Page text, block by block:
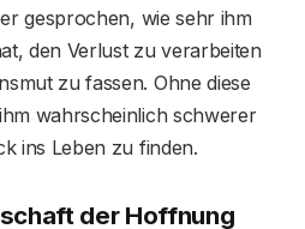
gesprochen, wie sehr ihm
den Verlust zu verarbeiten
zu fassen. Ohne diese
wahrscheinlich schwerer
ins Leben zu finden.
der Hoffnung